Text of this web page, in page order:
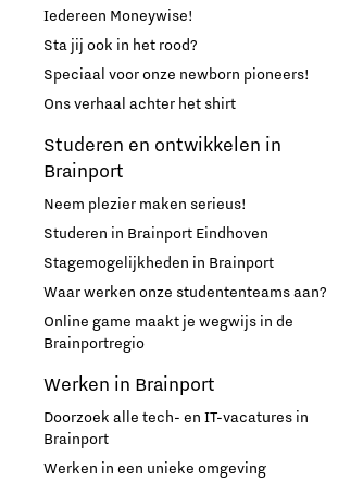
Iedereen Moneywise!
Sta jij ook in het rood?
Speciaal voor onze newborn pioneers!
Ons verhaal achter het shirt
Studeren en ontwikkelen in
Brainport
Neem plezier maken serieus!
Studeren in Brainport Eindhoven
Stagemogelijkheden in Brainport
Waar werken onze studententeams aan?
Online game maakt je wegwijs in de
Brainportregio
Werken in Brainport
Doorzoek alle tech- en IT-vacatures in
Brainport
Werken in een unieke omgeving